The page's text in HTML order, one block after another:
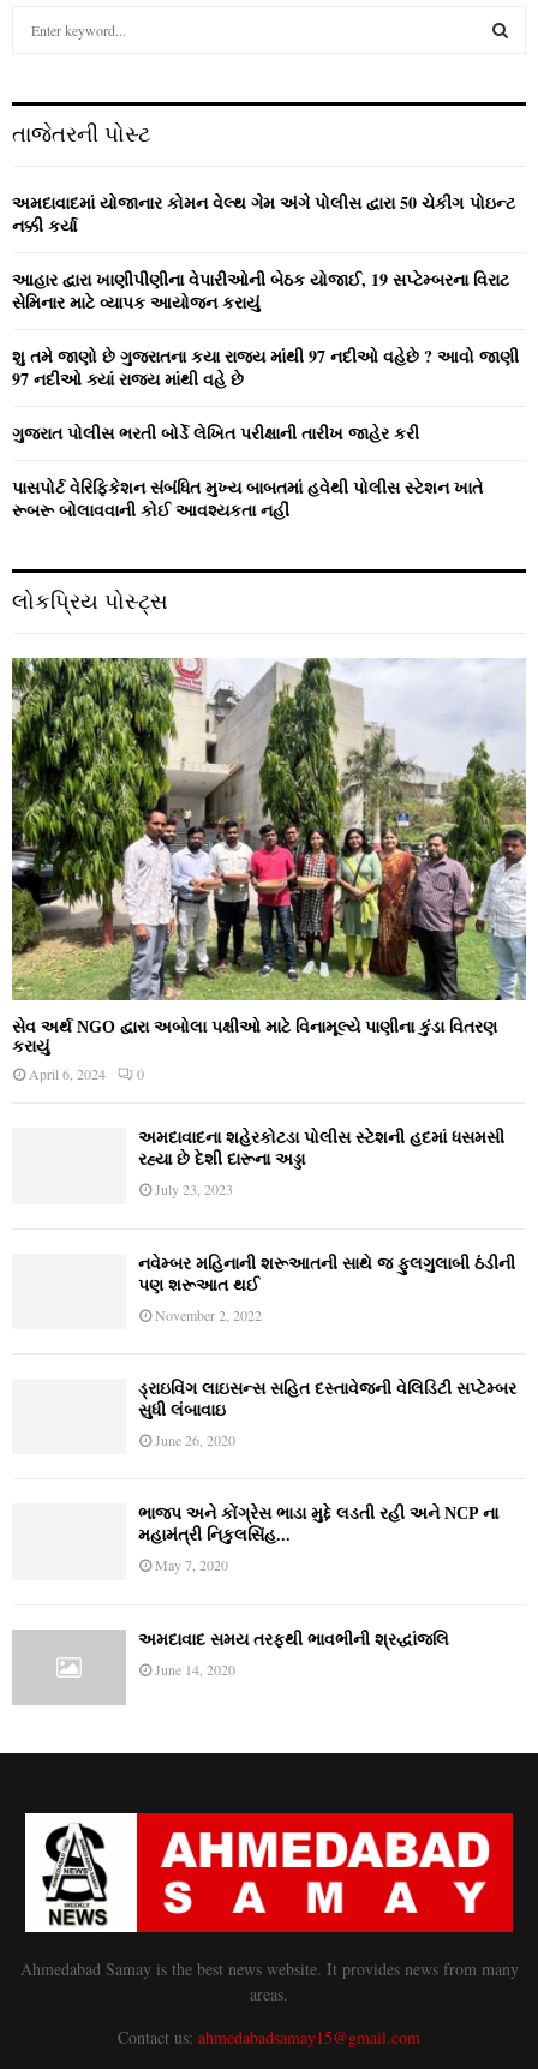
h
o
r
C
તાજેતરની પોસ્ટ
અમદાવાદમાં યોજાનાર કોમન વેલ્‍થ ગેમ અંગે પોલીસ દ્વારા 50 ચેકીંગ પોઇન્‍ટ
નક્કી કર્યા
આહાર દ્વારા ખાણીપીણીના વેપારીઓની બેઠક યોજાઈ, 19 સપ્ટેમ્બરના વિરાટ
સેમિનાર માટે વ્યાપક આયોજન કરાયું
શુ તમે જાણો છે ગુજરાતના કયા રાજ્ય માંથી 97 નદીઓ વહેછે ? આવો જાણી
97 નદીઓ ક્યાં રાજ્ય માંથી વહે છે
ગુજરાત પોલીસ ભરતી બોર્ડે લેખિત પરીક્ષાની તારીખ જાહેર કરી
પાસપોર્ટ વેરિફિકેશન સંબંધિત મુખ્ય બાબતમાં હવેથી પોલીસ સ્ટેશન ખાતે
રૂબરૂ બોલાવવાની કોઈ આવશ્યકતા નહીં
લોકપ્રિય પોસ્ટ્સ
સેવ અર્થ NGO દ્વારા અબોલા પક્ષીઓ માટે વિનામૂલ્યે પાણીના કુંડા વિતરણ
કરાયું
April 6, 2024 0
અમદાવાદના શહેરકોટડા પોલીસ સ્ટેશની હદમાં ધસમસી
રહ્યા છે દેશી દારૂના અડ્ડા
July 23, 2023
નવેમ્‍બર મહિનાની શરૂઆતની સાથે જ ફુલગુલાબી ઠંડીની
પણ શરૂઆત થઈ
November 2, 2022
ડ્રાઇવિંગ લાઇસન્સ સહિત દસ્તાવેજની વેલિડિટી સપ્ટેમ્બર
સુધી લંબાવાઇ
June 26, 2020
ભાજપ અને કોંગ્રેસ ભાડા મુદ્દે લડતી રહી અને NCP ના
મહામંત્રી નિકુલસિંહ...
May 7, 2020
અમદાવાદ સમય તરફથી ભાવભીની શ્રદ્ધાંજલિ
June 14, 2020
Ahmedabad Samay is the best news website. It provides news from many
areas.
Contact us: ahmedabadsamay15@gmail.com